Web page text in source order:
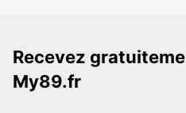
Recevez
My89.fr